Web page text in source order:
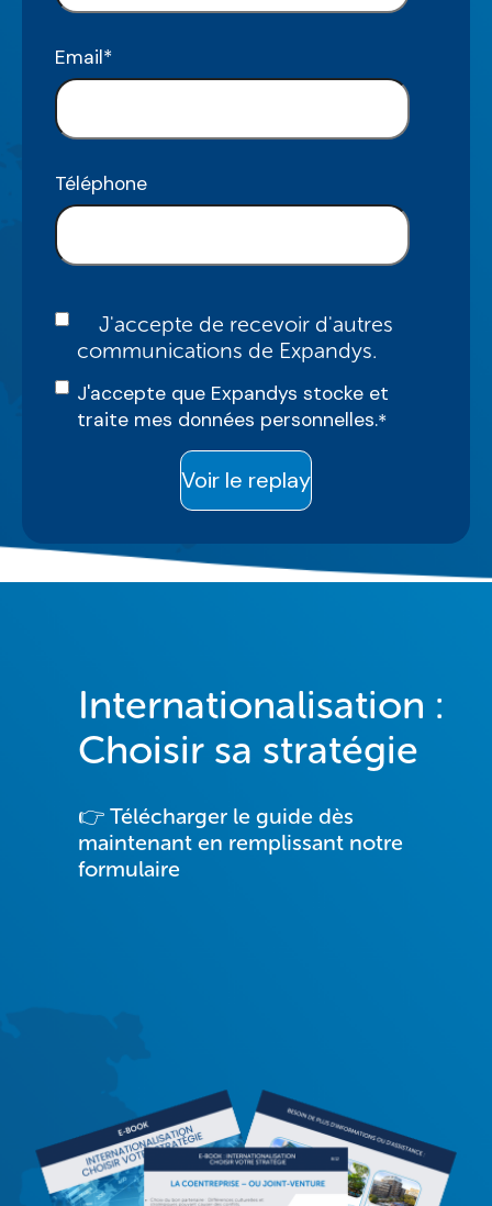
Email*
Téléphone
J'accepte de recevoir d'autres
communications de Expandys.
J'accepte que Expandys stocke et
traite mes données personnelles.*
Internationalisation :
Choisir sa stratégie
👉 Télécharger le guide dès
maintenant en remplissant notre
formulaire